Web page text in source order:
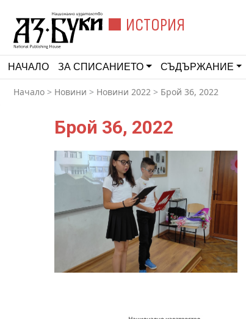
ИСТОРИЯ
НАЧАЛО ЗА СПИСАНИЕТО СЪДЪРЖАНИЕ
Начало > Новини > Новини 2022 > Брой 36, 2022
Брой 36, 2022